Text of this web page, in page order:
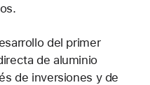
del primer
de aluminio
de inversiones y de